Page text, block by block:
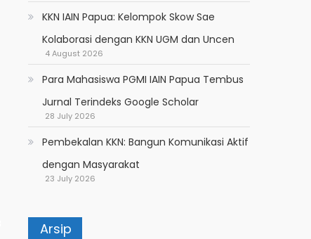
KKN IAIN Papua: Kelompok Skow Sae
Kolaborasi dengan KKN UGM dan Uncen
4 August 2026
Para Mahasiswa PGMI IAIN Papua Tembus
Jurnal Terindeks Google Scholar
28 July 2026
Pembekalan KKN: Bangun Komunikasi Aktif
dengan Masyarakat
23 July 2026
Arsip